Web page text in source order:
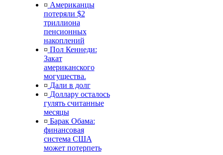
¤ Американцы
потеряли $2
триллиона
пенсионных
накоплений
¤ Пол Кеннеди:
Закат
американского
могущества.
¤ Дали в долг
¤ Доллару осталось
гулять считанные
месяцы
¤ Барак Обама:
финансовая
система США
может потерпеть